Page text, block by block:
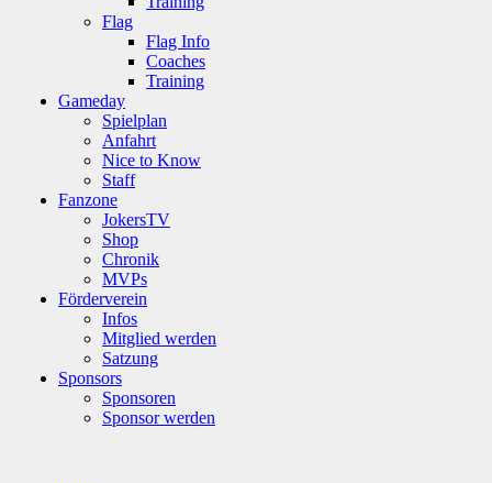
Flag
Flag Info
Coaches
Training
Gameday
Spielplan
Anfahrt
Nice to Know
Staff
Fanzone
JokersTV
Shop
Chronik
MVPs
Förderverein
Infos
Mitglied werden
Satzung
Sponsors
Sponsoren
Sponsor werden